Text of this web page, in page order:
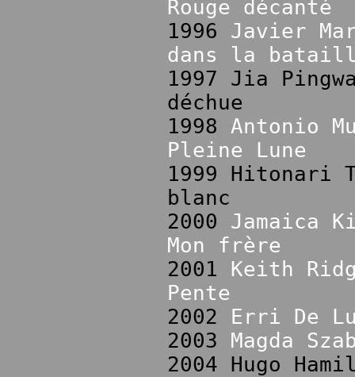
Rouge décanté
1996 Javier
dans la
1997 Jia
déchue
1998 Antonio
Pleine Lune
1999 Hitonari
blanc
2000 Jamaica
Mon frère
2001 Keith
Pente
2002 Erri De
2003 Magda
2004 Hugo